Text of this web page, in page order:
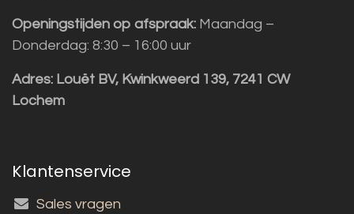
Openingstijden op afspraak: Maandag –
Donderdag: 8:30 – 16:00 uur
Adres: Louët BV, Kwinkweerd 139, 7241 CW
Lochem
Klantenservice
Sales vragen